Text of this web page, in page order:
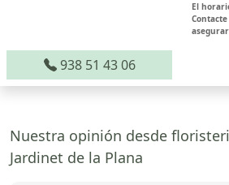
El
938 51 43 06
Nuestra opinión desde
Jardinet de la Plana